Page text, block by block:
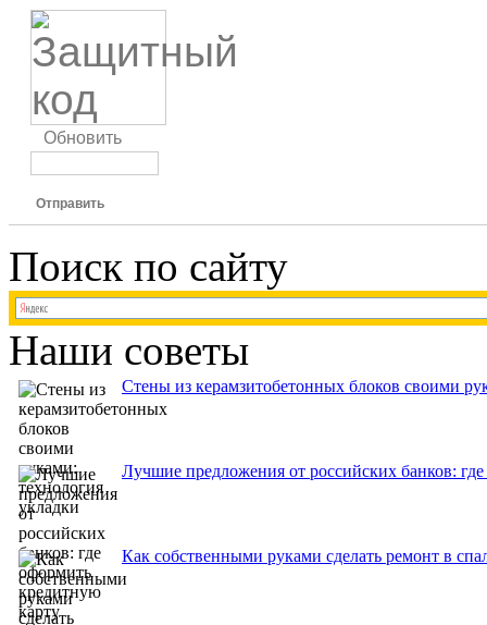
Обновить
Отправить
Поиск по сайту
Наши советы
Стены из керамзитобетонных блоков своими
Лучшие предложения от российских банков:
Как собственными руками сделать ремонт в